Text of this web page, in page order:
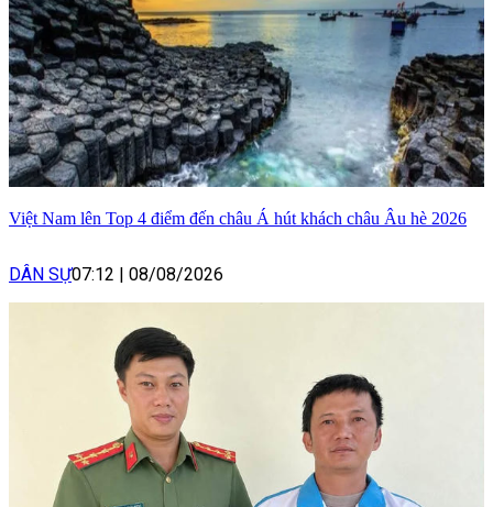
Việt Nam lên Top 4 điểm đến châu Á hút khách châu Âu hè 2026
DÂN SỰ07:12 08/08/2026